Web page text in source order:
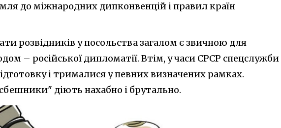
до міжнародних дипконвенцій і правил країн
розвідників у посольства загалом є звичною для
– російської дипломатії. Втім, у часи СРСР спецслужби
і трималися у певних визначених рамках.
діють нахабно і брутально.